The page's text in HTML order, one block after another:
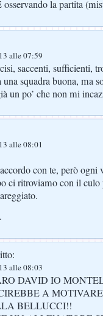
la partita
alle 07:59
saccenti, sufficienti,
una squadra buona, ma
un po’ che non mi
alle 08:01
con te, però
ci ritroviamo con il culo
alle 08:03
DAVID IO
A
BELLUCCI!!